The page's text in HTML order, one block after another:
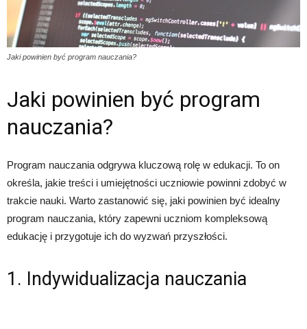
Jaki powinien być program nauczania?
Jaki powinien być program
nauczania?
Program nauczania odgrywa kluczową rolę w edukacji. To on
określa, jakie treści i umiejętności uczniowie powinni zdobyć w
trakcie nauki. Warto zastanowić się, jaki powinien być idealny
program nauczania, który zapewni uczniom kompleksową
edukację i przygotuje ich do wyzwań przyszłości.
1. Indywidualizacja nauczania